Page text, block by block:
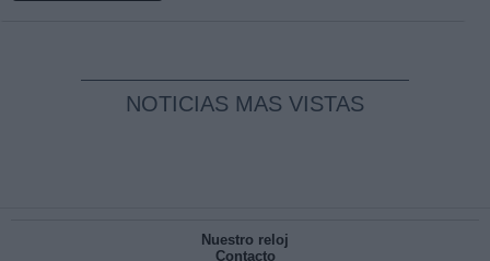
NOTICIAS MAS VISTAS
Nuestro reloj
Contacto